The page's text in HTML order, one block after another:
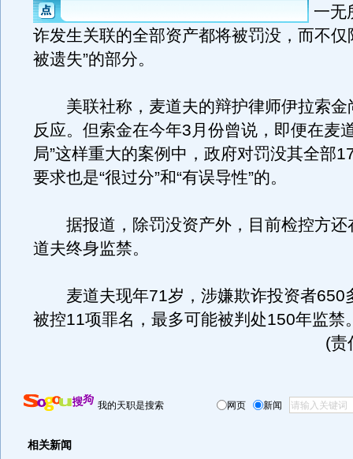
一无
诈发生关联的全部资产都将被罚没，而不仅
被遗失”的部分。
美联社称，麦道夫的辩护律师伊拉索金
反应。但索金在今年3月份曾说，即便在麦
局”这样重大的案例中，政府对罚没其全部
要求也是“很过分”和“有误导性”的。
据报道，除罚没资产外，目前检控方还
道夫终身监禁。
麦道夫现年71岁，涉嫌欺诈投资者650
被控11项罪名，最多可能被判处150年监禁
(责
我的天职是搜索 网页 新闻
相关新闻